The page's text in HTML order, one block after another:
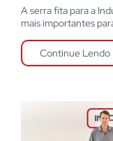
A serra fita para a
mais importantes
Continue Lendo